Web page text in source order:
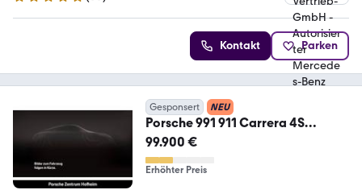
4.8 Sterne
Kontakt Parken
Gesponsert NEU
Porsche 991 911 Carrera 4S
Naturleder PDCC BOSE Glasdach
99.900 €
Erhöhter Preis